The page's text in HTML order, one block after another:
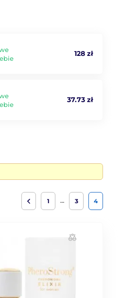
128 zł
37.73 zł
1 … 3 4